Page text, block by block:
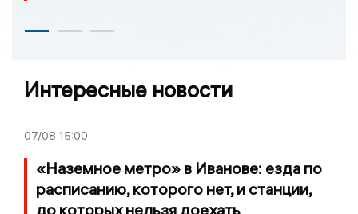
Интересные новости
07/08 15:00
«Наземное метро» в Иванове: езда по
расписанию, которого нет, и станции,
до которых нельзя доехать